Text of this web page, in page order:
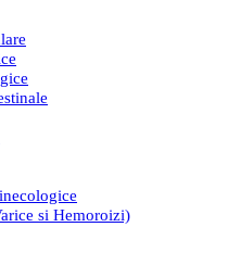
si Hemoroizi)